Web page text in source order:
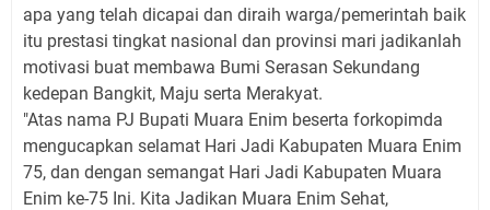
apa yang telah dicapai dan diraih warga/pemerintah baik
itu prestasi tingkat nasional dan provinsi mari jadikanlah
motivasi buat membawa Bumi Serasan Sekundang
kedepan Bangkit, Maju serta Merakyat.
"Atas nama PJ Bupati Muara Enim beserta forkopimda
mengucapkan selamat Hari Jadi Kabupaten Muara Enim
75, dan dengan semangat Hari Jadi Kabupaten Muara
Enim ke-75 Ini. Kita Jadikan Muara Enim Sehat,